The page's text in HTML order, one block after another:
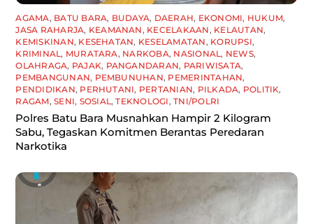
AGAMA, BATU BARA, BUDAYA, DAERAH, EKONOMI, HUKUM,
JASA RAHARJA, KEAMANAN , KECELAKAAN , KELAUTAN,
KEMISKINAN, KESEHATAN, KESELAMATAN , KORUPSI,
KRIMINAL , MURATARA, NARKOBA, NASIONAL , NEWS,
OLAHRAGA, PAJAK, PANGANDARAN, PARIWISATA,
PEMBANGUNAN, PEMBUNUHAN, PEMERINTAHAN,
PENDIDIKAN, PERHUTANI, PERTANIAN, PILKADA, POLITIK,
RAGAM,SENI, SOSIAL ,TEKNOLOGI ,TNI/POLRI
Polres Batu Bara Musnahkan Hampir 2 Kilogram
Sabu, Tegaskan Komitmen Berantas Peredaran
Narkotika